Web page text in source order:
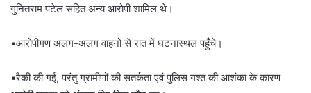
गुनितराम पटेल सहित अन्य आरोपी शामिल थे।
▪️आरोपीगण अलग-अलग वाहनों से रात में घटनास्थल पहुँचे।
▪️रैकी की गई, परंतु ग्रामीणों की सतर्कता एवं पुलिस गश्त की आशंका के कारण